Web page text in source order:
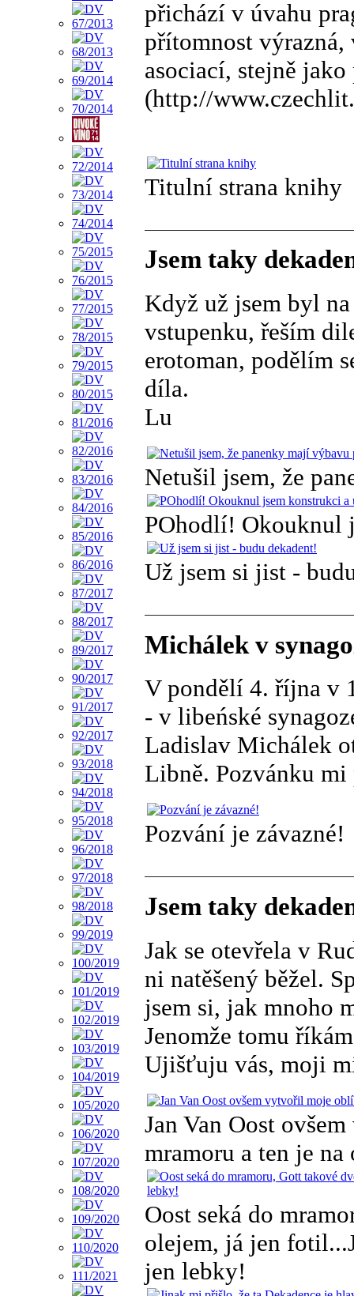
přichází v úvahu
přítomnost
asociací, stejně
(http://
Titulní strana knihy
Jsem taky
Když už jsem byl
vstupenku, řeším
erotoman, podělím
díla.
Lu
Netušil jsem, že
POhodlí! Okouknul
Už jsem si jist -
Michálek v
V pondělí 4. října v
- v libeńské
Ladislav Michálek
Libně. Pozvánku mi
Pozvání je závazné!
Jsem taky
Jak se otevřela v
ni natěšený běžel.
jsem si, jak mnoho
Jenomže tomu
Ujišťuju vás, moji
Jan Van Oost
mramoru a ten je
Oost seká do
olejem, já jen
jen lebky!